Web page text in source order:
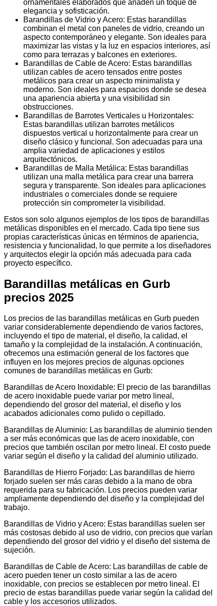
ornamentales elaborados que añaden un toque de
elegancia y sofisticación.
Barandillas de Vidrio y Acero: Estas barandillas
combinan el metal con paneles de vidrio, creando un
aspecto contemporáneo y elegante. Son ideales para
maximizar las vistas y la luz en espacios interiores, así
como para terrazas y balcones en exteriores.
Barandillas de Cable de Acero: Estas barandillas
utilizan cables de acero tensados entre postes
metálicos para crear un aspecto minimalista y
moderno. Son ideales para espacios donde se desea
una apariencia abierta y una visibilidad sin
obstrucciones.
Barandillas de Barrotes Verticales u Horizontales:
Estas barandillas utilizan barrotes metálicos
dispuestos vertical u horizontalmente para crear un
diseño clásico y funcional. Son adecuadas para una
amplia variedad de aplicaciones y estilos
arquitectónicos.
Barandillas de Malla Metálica: Estas barandillas
utilizan una malla metálica para crear una barrera
segura y transparente. Son ideales para aplicaciones
industriales o comerciales donde se requiere
protección sin comprometer la visibilidad.
Estos son solo algunos ejemplos de los tipos de barandillas
metálicas disponibles en el mercado. Cada tipo tiene sus
propias características únicas en términos de apariencia,
resistencia y funcionalidad, lo que permite a los diseñadores
y arquitectos elegir la opción más adecuada para cada
proyecto específico.
Barandillas metálicas en Gurb
precios 2025
Los precios de las barandillas metálicas en Gurb pueden
variar considerablemente dependiendo de varios factores,
incluyendo el tipo de material, el diseño, la calidad, el
tamaño y la complejidad de la instalación. A continuación,
ofrecemos una estimación general de los factores que
influyen en los mejores precios de algunas opciones
comunes de barandillas metálicas en Gurb:
Barandillas de Acero Inoxidable: El precio de las barandillas
de acero inoxidable puede variar por metro lineal,
dependiendo del grosor del material, el diseño y los
acabados adicionales como pulido o cepillado.
Barandillas de Aluminio: Las barandillas de aluminio tienden
a ser más económicas que las de acero inoxidable, con
precios que también oscilan por metro lineal. El costo puede
variar según el diseño y la calidad del aluminio utilizado.
Barandillas de Hierro Forjado: Las barandillas de hierro
forjado suelen ser más caras debido a la mano de obra
requerida para su fabricación. Los precios pueden variar
ampliamente dependiendo del diseño y la complejidad del
trabajo.
Barandillas de Vidrio y Acero: Estas barandillas suelen ser
más costosas debido al uso de vidrio, con precios que varían
dependiendo del grosor del vidrio y el diseño del sistema de
sujeción.
Barandillas de Cable de Acero: Las barandillas de cable de
acero pueden tener un costo similar a las de acero
inoxidable, con precios se establecen por metro lineal. El
precio de estas barandillas puede variar según la calidad del
cable y los accesorios utilizados.